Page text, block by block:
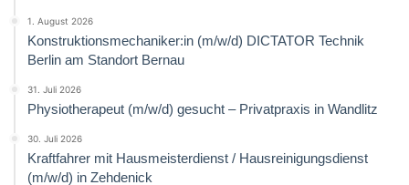
1. August 2026
Konstruktionsmechaniker:in (m/w/d) DICTATOR Technik
Berlin am Standort Bernau
31. Juli 2026
Physiotherapeut (m/w/d) gesucht – Privatpraxis in Wandlitz
30. Juli 2026
Kraftfahrer mit Hausmeisterdienst / Hausreinigungsdienst
(m/w/d) in Zehdenick